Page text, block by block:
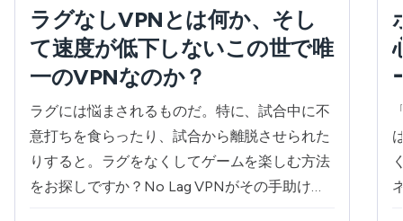
ラグなしVPNとは何か、そし
て速度が低下しないこの世で唯
一のVPNなのか？
ラグには悩まされるものだ。特に、試合中に不
意打ちを食らったり、試合から離脱させられた
りすると。ラグをなくしてゲームを楽しむ方法
をお探しですか？No Lag VPNがその手助けを